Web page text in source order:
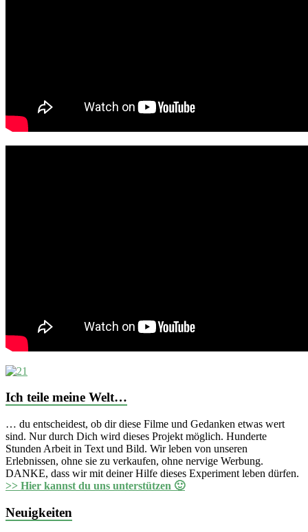
Ich teile meine Welt…
… du entscheidest, ob dir diese Filme und Gedanken etwas wert
sind. Nur durch Dich wird dieses Projekt möglich. Hunderte
Stunden Arbeit in Text und Bild. Wir leben von unseren
Erlebnissen, ohne sie zu verkaufen, ohne nervige Werbung.
DANKE, dass wir mit deiner Hilfe dieses Experiment leben dürfen.
>> Hier kannst du uns unterstützen 🙂
Neuigkeiten